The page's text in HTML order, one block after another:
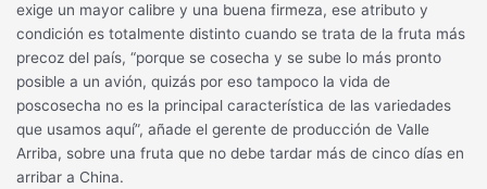
exige un mayor calibre y una buena firmeza, ese atributo y
condición es totalmente distinto cuando se trata de la fruta más
precoz del país, “porque se cosecha y se sube lo más pronto
posible a un avión, quizás por eso tampoco la vida de
poscosecha no es la principal característica de las variedades
que usamos aquí”, añade el gerente de producción de Valle
Arriba, sobre una fruta que no debe tardar más de cinco días en
arribar a China.